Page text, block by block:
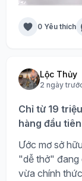
0 Yêu thích
Lộc Thủy
2 ngày
Chỉ từ 19
hàng đầu
Ước mơ sở
"dễ thở" đang
vừa chính